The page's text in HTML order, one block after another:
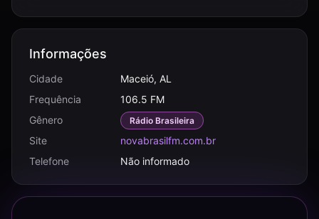
Informações
Cidade
Maceió, AL
Frequência
106.5 FM
Gênero
Rádio Brasileira
Site
novabrasilfm.com.br
Telefone
Não informado